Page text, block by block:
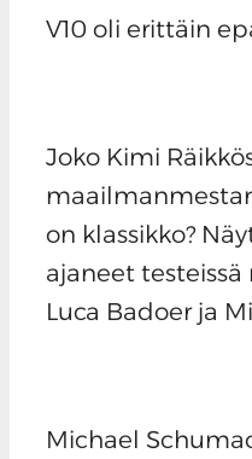
V10 oli erittäin
Joko Kimi
on klassikko?
ajaneet testeissä
Luca Badoer ja
Michael